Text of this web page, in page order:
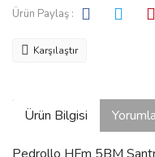
Ürün Paylaş :
Karşılaştır
Ürün Bilgisi